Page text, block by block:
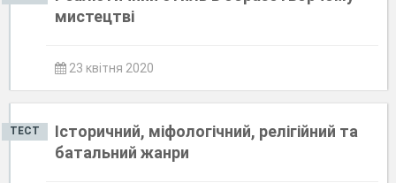
мистецтві
23 квітня 2020
ТЕСТ
Історичний, міфологічний, релігійний та
батальний жанри